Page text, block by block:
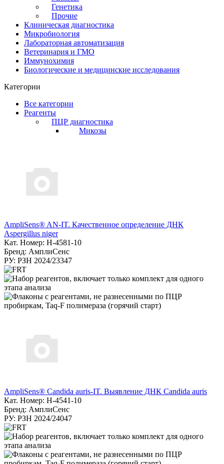
Генетика
Прочие
Клиническая диагностика
Микробиология
Лабораторная автоматизация
Ветеринария и ГМО
Иммунохимия
Биологические и медицинские исследования
Категории
Все категории
Реагенты
ПЦР диагностика
Микозы
AmpliSens® AN-IT. Качественное определение ДНК
Aspergillus niger
Кат. Номер: Н-4581-10
Бренд: АмплиСенс
РУ: РЗН 2024/23347
AmpliSens® Candida auris-IT. Выявление ДНК Candida auris
Кат. Номер: H-4541-10
Бренд: АмплиСенс
РУ: РЗН 2024/24047